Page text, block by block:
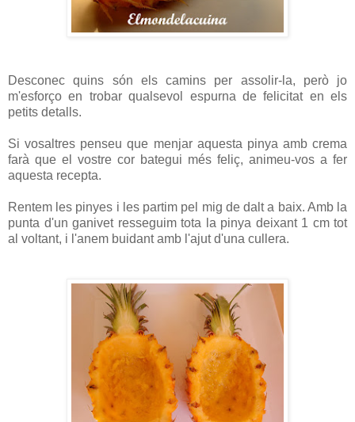
Desconec quins són els camins per assolir-la, però jo
m'esforço en trobar qualsevol espurna de felicitat en els
petits detalls.
Si vosaltres penseu que menjar aquesta pinya amb crema
farà que el vostre cor bategui més feliç, animeu-vos a fer
aquesta recepta.
Rentem les pinyes i les partim pel mig de dalt a baix. Amb la
punta d'un ganivet resseguim tota la pinya deixant 1 cm tot
al voltant, i l'anem buidant amb l'ajut d'una cullera.